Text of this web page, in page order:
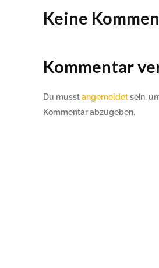
Keine
Kommentar
Du musstangemeldetsein,
Kommentar abzugeben.